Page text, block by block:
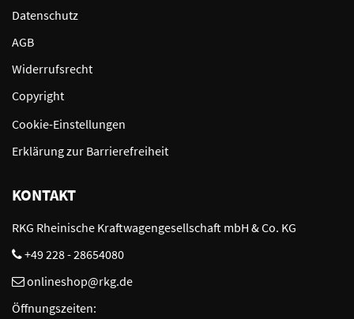
Datenschutz
AGB
Widerrufsrecht
Copyright
Cookie-Einstellungen
Erklärung zur Barrierefreiheit
KONTAKT
RKG Rheinische Kraftwagengesellschaft mbH & Co. KG
+49 228 - 28654080
onlineshop@rkg.de
Öffnungszeiten: